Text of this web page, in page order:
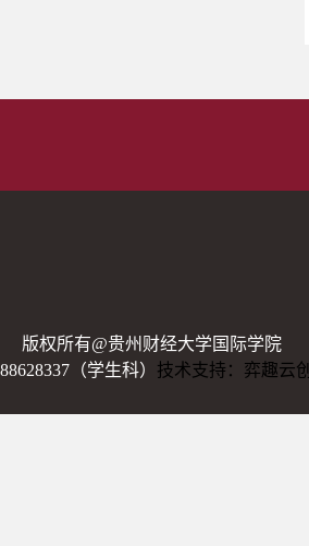
版权所有@贵州财经大学国际学院
88628337（学生科） 技术支持：弈趣云创